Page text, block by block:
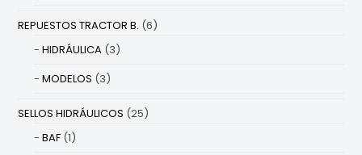
REPUESTOS TRACTOR B. (6)
HIDRÁULICA (3)
MODELOS (3)
SELLOS HIDRÁULICOS (25)
BAF (1)